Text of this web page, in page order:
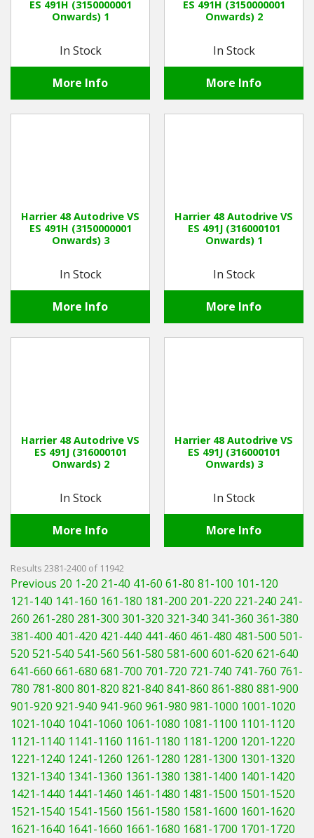
ES 491H (3150000001
Onwards) 1
In Stock
More Info
ES 491H (3150000001
Onwards) 2
In Stock
More Info
Harrier 48 Autodrive VS
ES 491H (3150000001
Onwards) 3
In Stock
More Info
Harrier 48 Autodrive VS
ES 491J (316000101
Onwards) 1
In Stock
More Info
Harrier 48 Autodrive VS
ES 491J (316000101
Onwards) 2
In Stock
More Info
Harrier 48 Autodrive VS
ES 491J (316000101
Onwards) 3
In Stock
More Info
Results 2381-2400 of 11942
Previous 20 1-20 21-40 41-60 61-80 81-100 101-120
121-140 141-160 161-180 181-200 201-220 221-240 241-
260 261-280 281-300 301-320 321-340 341-360 361-380
381-400 401-420 421-440 441-460 461-480 481-500 501-
520 521-540 541-560 561-580 581-600 601-620 621-640
641-660 661-680 681-700 701-720 721-740 741-760 761-
780 781-800 801-820 821-840 841-860 861-880 881-900
901-920 921-940 941-960 961-980 981-1000 1001-1020
1021-1040 1041-1060 1061-1080 1081-1100 1101-1120
1121-1140 1141-1160 1161-1180 1181-1200 1201-1220
1221-1240 1241-1260 1261-1280 1281-1300 1301-1320
1321-1340 1341-1360 1361-1380 1381-1400 1401-1420
1421-1440 1441-1460 1461-1480 1481-1500 1501-1520
1521-1540 1541-1560 1561-1580 1581-1600 1601-1620
1621-1640 1641-1660 1661-1680 1681-1700 1701-1720